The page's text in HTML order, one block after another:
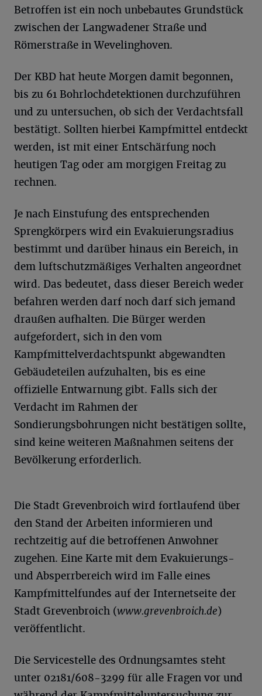
Betroffen ist ein noch unbebautes Grundstück
zwischen der Langwadener Straße und
Römerstraße in Wevelinghoven.
Der KBD hat heute Morgen damit begonnen,
bis zu 61 Bohrlochdetektionen durchzuführen
und zu untersuchen, ob sich der Verdachtsfall
bestätigt. Sollten hierbei Kampfmittel entdeckt
werden, ist mit einer Entschärfung noch
heutigen Tag oder am morgigen Freitag zu
rechnen.
Je nach Einstufung des entsprechenden
Sprengkörpers wird ein Evakuierungsradius
bestimmt und darüber hinaus ein Bereich, in
dem luftschutzmäßiges Verhalten angeordnet
wird. Das bedeutet, dass dieser Bereich weder
befahren werden darf noch darf sich jemand
draußen aufhalten. Die Bürger werden
aufgefordert, sich in den vom
Kampfmittelverdachtspunkt abgewandten
Gebäudeteilen aufzuhalten, bis es eine
offizielle Entwarnung gibt. Falls sich der
Verdacht im Rahmen der
Sondierungsbohrungen nicht bestätigen sollte,
sind keine weiteren Maßnahmen seitens der
Bevölkerung erforderlich.
Die Stadt Grevenbroich wird fortlaufend über
den Stand der Arbeiten informieren und
rechtzeitig auf die betroffenen Anwohner
zugehen. Eine Karte mit dem Evakuierungs-
und Absperrbereich wird im Falle eines
Kampfmittelfundes auf der Internetseite der
Stadt Grevenbroich (www.grevenbroich.de)
veröffentlicht.
Die Servicestelle des Ordnungsamtes steht
unter 02181/608-3299 für alle Fragen vor und